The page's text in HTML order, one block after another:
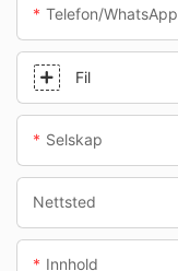
Telefon/whatsApp
Fil
Selskap
Nettsted
Innhold